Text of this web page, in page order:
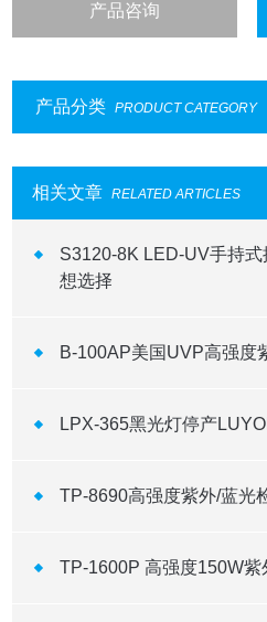
产品咨询
产品分类 PRODUCT CATEGORY
相关文章 RELATED ARTICLES
S3120-8K LED-UV手持
想选择
B-100AP美国UVP高强度
LPX-365黑光灯停产
TP-8690高强度紫外/蓝光
TP-1600P 高强度150W紫